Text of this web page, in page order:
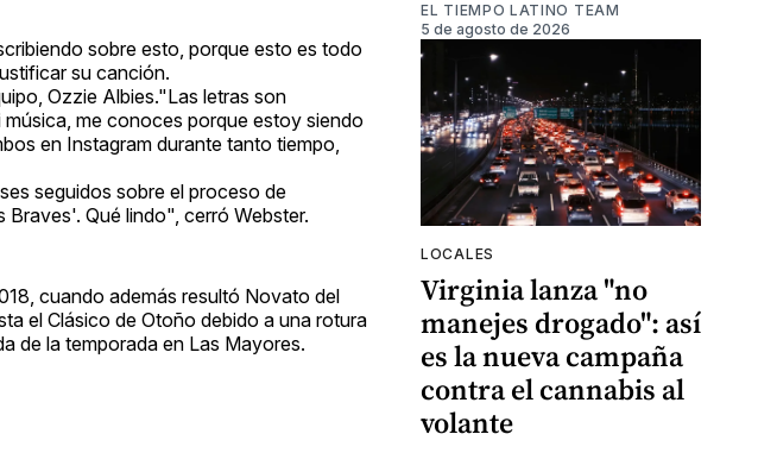
sobre esto, porque esto es todo
su canción.
Ozzie Albies."Las letras son
me conoces porque estoy siendo
en Instagram durante tanto tiempo,
seguidos sobre el proceso de
Qué lindo", cerró Webster.
cuando además resultó Novato del
el Clásico de Otoño debido a una rotura
de la temporada en Las Mayores.
EL TIEMPO LATINO TEAM
5 de agosto de 2026
LOCALES
Virginia lanza "no
manejes drogado": así
es la nueva campaña
contra el cannabis al
volante